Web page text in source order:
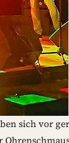
sich vor